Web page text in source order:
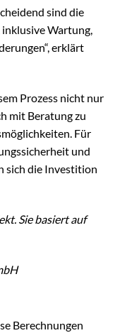
sind die
Wartung,
erklärt
Prozess nicht nur
mit Beratung zu
Für
und
sich die Investition
Sie basiert auf
Berechnungen